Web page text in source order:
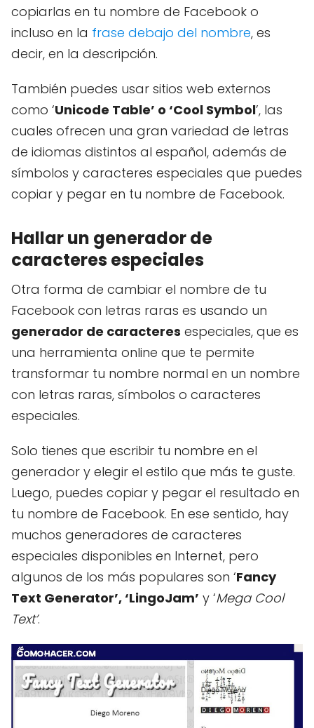
copiarlas en tu nombre de Facebook o
incluso en la frase debajo del nombre, es
decir, en la descripción.
También puedes usar sitios web externos
como ‘Unicode Table’ o ‘Cool Symbol’, las
cuales ofrecen una gran variedad de letras
de idiomas distintos al español, además de
símbolos y caracteres especiales que puedes
copiar y pegar en tu nombre de Facebook.
Hallar un generador de
caracteres especiales
Otra forma de cambiar el nombre de tu
Facebook con letras raras es usando un
generador de caracteres especiales, que es
una herramienta online que te permite
transformar tu nombre normal en un nombre
con letras raras, símbolos o caracteres
especiales.
Solo tienes que escribir tu nombre en el
generador y elegir el estilo que más te guste.
Luego, puedes copiar y pegar el resultado en
tu nombre de Facebook. En ese sentido, hay
muchos generadores de caracteres
especiales disponibles en Internet, pero
algunos de los más populares son ‘Fancy
Text Generator’, ‘LingoJam’ y ‘Mega Cool
Text’.